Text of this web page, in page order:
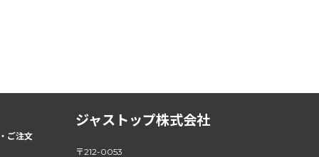
ご注文
ジャストップ株式会社
〒212-0053